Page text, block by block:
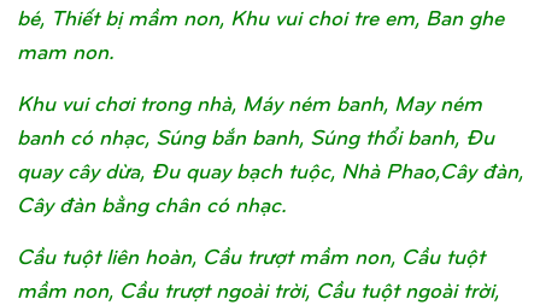
bé, Thiết bị mầm non, Khu vui choi tre em, Ban ghe
mam non.
Khu vui chơi trong nhà, Máy ném banh, May ném
banh có nhạc, Súng bắn banh, Súng thổi banh, Đu
quay cây dừa, Đu quay bạch tuộc, Nhà Phao,Cây đàn,
Cây đàn bằng chân có nhạc.
Cầu tuột liên hoàn, Cầu trượt mầm non, Cầu tuột
mầm non, Cầu trượt ngoài trời, Cầu tuột ngoài trời,